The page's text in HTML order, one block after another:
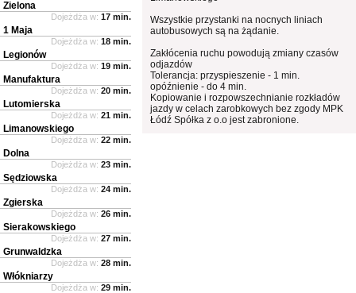
Wszystkie przystanki na nocnych liniach
autobusowych są na żądanie.
Zakłócenia ruchu powodują zmiany czasów
odjazdów
Tolerancja: przyspieszenie - 1 min.
opóźnienie - do 4 min.
Kopiowanie i rozpowszechnianie rozkładów
jazdy w celach zarobkowych bez zgody MPK
Łódź Spółka z o.o jest zabronione.
Zielona
Dojeżdża w: 17 min.
1 Maja
Dojeżdża w: 18 min.
Legionów
Dojeżdża w: 19 min.
Manufaktura
Dojeżdża w: 20 min.
Lutomierska
Dojeżdża w: 21 min.
Limanowskiego
Dojeżdża w: 22 min.
Dolna
Dojeżdża w: 23 min.
Sędziowska
Dojeżdża w: 24 min.
Zgierska
Dojeżdża w: 26 min.
Sierakowskiego
Dojeżdża w: 27 min.
Grunwaldzka
Dojeżdża w: 28 min.
Włókniarzy
Dojeżdża w: 29 min.